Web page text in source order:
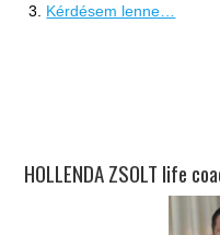
Kérdésem lenne…
HOLLENDA ZSOLT life